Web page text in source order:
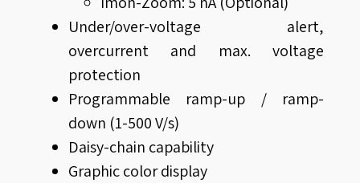
Under/over-voltage alert,
overcurrent and max. voltage
protection
Programmable ramp-up / ramp-
down (1-500 V/s)
Daisy-chain capability
Graphic color display